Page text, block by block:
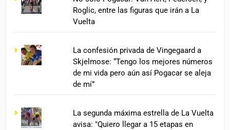
Roglic, entre las figuras que irán a La
Vuelta
La confesión privada de Vingegaard a
Skjelmose: “Tengo los mejores números
de mi vida pero aún así Pogacar se aleja
de mí”
La segunda máxima estrella de La Vuelta
avisa: "Quiero llegar a 15 etapas en